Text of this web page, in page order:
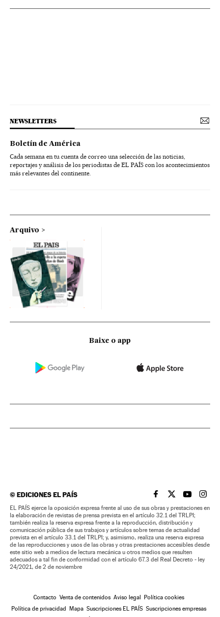
NEWSLETTERS
Boletín de América
Cada semana en tu cuenta de correo una selección de las noticias,
reportajes y análisis de los periodistas de EL PAÍS con los acontecimientos
más relevantes del continente.
Arquivo
Baixe o app
©EDICIONES EL PAÍS EL PAÍS BRASIL EN
EL PAÍSEL PAÍS
EL
EL PAÍS ejerce la oposición expresa frente al uso de sus obras y prestaciones en
la elaboración de revistas de prensa prevista en el artículo 32.1 del TRLPI;
también realiza la reserva expresa frente a la reproducción, distribución y
comunicación pública de sus trabajos y artículos sobre temas de actualidad
prevista en el artículo 33.1 del TRLPI; y, asimismo, realiza una reserva expresa
de las reproducciones y usos de las obras y otras prestaciones accesibles desde
este sitio web a medios de lectura mecánica u otros medios que resulten
adecuados a tal fin de conformidad con el artículo 67.3 del Real Decreto - ley
24/2021, de 2 de noviembre
Contacto Venta de contenidos Aviso legal
Política cookies
Política de privacidad
Mapa Suscripciones EL PAÍS Suscripciones empresas